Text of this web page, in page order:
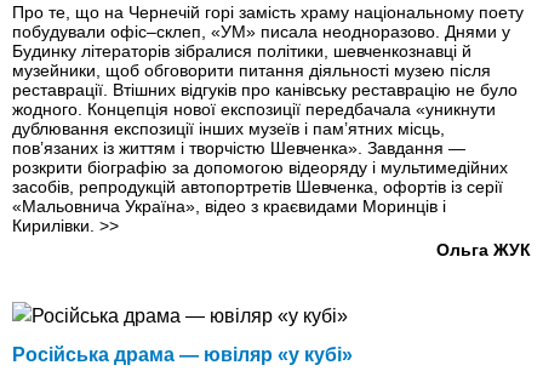
Про те, що на Чернечій горі замість храму національному поету
побудували офіс–склеп, «УМ» писала неодноразово. Днями у
Будинку літераторів зібралися політики, шевченкознавці й
музейники, щоб обговорити питання діяльності музею після
реставрації. Втішних відгуків про канівську реставрацію не було
жодного. Концепція нової експозиції передбачала «уникнути
дублювання експозиції інших музеїв і пам’ятних місць,
пов’язаних із життям і творчістю Шевченка». Завдання —
розкрити біографію за допомогою відеоряду і мультимедійних
засобів, репродукцій автопортретів Шевченка, офортів із серії
«Мальовнича Україна», відео з краєвидами Моринців і
Кирилівки. >>
Ольга ЖУК
Російська драма — ювіляр «у кубі»